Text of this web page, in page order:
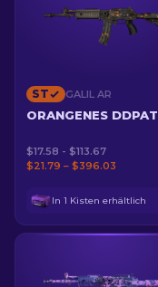
ST GALIL AR
ORANGENES DDPAT
$17.58 - $113.67
$21.79 – $396.03
In 1 Kisten erhältlich